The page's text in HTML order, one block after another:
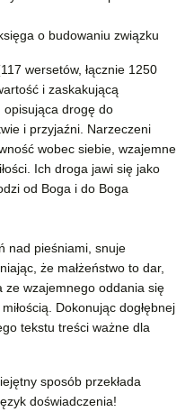
o budowaniu związku
wersetów, łącznie 1250
i zaskakującą
opisująca drogę do
i przyjaźni. Narzeczeni
wobec siebie, wzajemne
Ich droga jawi się jako
od Boga i do Boga
nad pieśniami, snuje
że małżeństwo to dar,
ze wzajemnego oddania się
Dokonując dogłębnej
tekstu treści ważne dla
sposób przekłada
doświadczenia!